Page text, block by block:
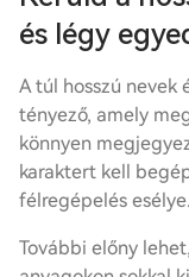
és légy
A túl hosszú nevek
tényező, amely
könnyen
karaktert kell
félregépelés esélye.
További előny